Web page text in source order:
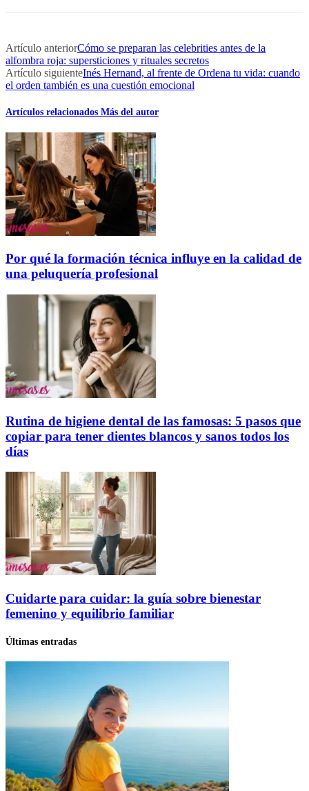
Artículo anteriorCómo se preparan las celebrities antes de la
alfombra roja: supersticiones y rituales secretos
Artículo siguienteInés Hernand, al frente de Ordena tu vida: cuando
el orden también es una cuestión emocional
Artículos relacionados Más del autor
Por qué la formación técnica influye en la calidad de
una peluquería profesional
Rutina de higiene dental de las famosas: 5 pasos que
copiar para tener dientes blancos y sanos todos los
días
Cuidarte para cuidar: la guía sobre bienestar
femenino y equilibrio familiar
Últimas entradas